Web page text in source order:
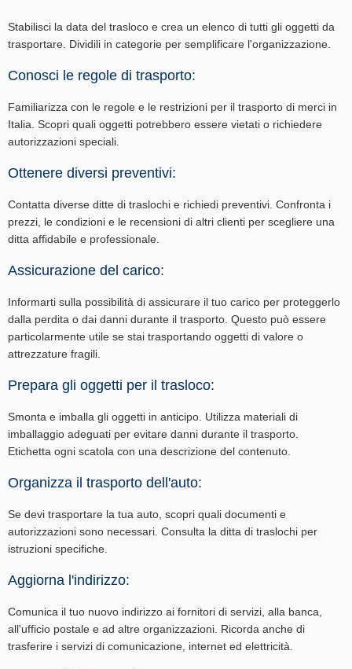
Stabilisci la data del trasloco e crea un elenco di tutti gli oggetti da
trasportare. Dividili in categorie per semplificare l'organizzazione.
Conosci le regole di trasporto:
Familiarizza con le regole e le restrizioni per il trasporto di merci in
Italia. Scopri quali oggetti potrebbero essere vietati o richiedere
autorizzazioni speciali.
Ottenere diversi preventivi:
Contatta diverse ditte di traslochi e richiedi preventivi. Confronta i
prezzi, le condizioni e le recensioni di altri clienti per scegliere una
ditta affidabile e professionale.
Assicurazione del carico:
Informarti sulla possibilità di assicurare il tuo carico per proteggerlo
dalla perdita o dai danni durante il trasporto. Questo può essere
particolarmente utile se stai trasportando oggetti di valore o
attrezzature fragili.
Prepara gli oggetti per il trasloco:
Smonta e imballa gli oggetti in anticipo. Utilizza materiali di
imballaggio adeguati per evitare danni durante il trasporto.
Etichetta ogni scatola con una descrizione del contenuto.
Organizza il trasporto dell'auto:
Se devi trasportare la tua auto, scopri quali documenti e
autorizzazioni sono necessari. Consulta la ditta di traslochi per
istruzioni specifiche.
Aggiorna l'indirizzo:
Comunica il tuo nuovo indirizzo ai fornitori di servizi, alla banca,
all'ufficio postale e ad altre organizzazioni. Ricorda anche di
trasferire i servizi di comunicazione, internet ed elettricità.